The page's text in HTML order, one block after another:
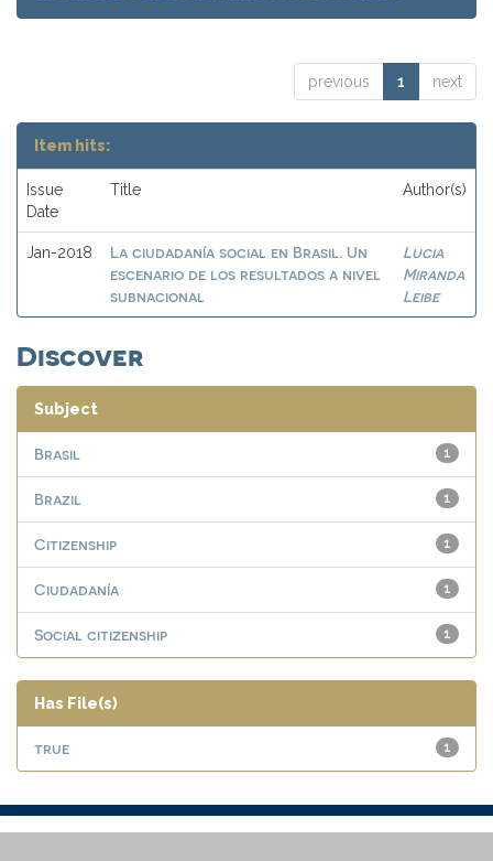
previous 1 next
Item hits:
Issue
Date
Title Author(s)
Jan-2018
La ciudadanía social en Brasil. Un
escenario de los resultados a nivel
subnacional
Lucia
Miranda
Leibe
Discover
Subject
1
Brasil
1
Brazil
1
Citizenship
1
Ciudadanía
1
Social citizenship
Has File(s)
1
true